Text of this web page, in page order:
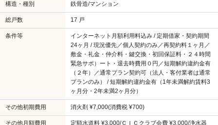
構造・種別 鉄骨造/マンション
総戸数 17 戸
条件等
インターネット月額利用料込み / 定期借家・契約期間
24ヶ月 / 現況優先／個人契約のみ／再契約料１ヶ月／
敷金・礼金・仲介料・鍵交換・初回保証料・２４時間
緊急サポ）ート・退去時費用０円／短期解約違約金有
（２年）／通常プラン契約可（法人・客付業者は通常
プランのみ） / 短期解約違約金有（1年未満解約賃料3
ヶ月分・2年未満2ヶ月分）
その他初期費用 消火剤 ¥7,000(消費税 ¥700)
その他月額費用
定額水道料 ¥3,000/ＣＩＣクラブ会費 ¥3,000/浄水器